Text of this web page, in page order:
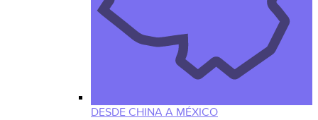
DESDE CHINA A MÉXICO